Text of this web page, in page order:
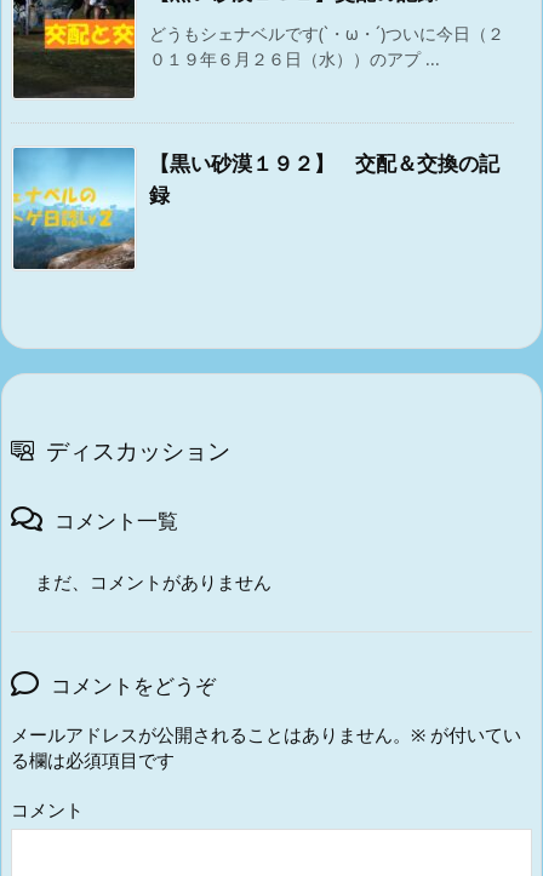
どうもシェナベルです(`・ω・´)ついに今日（２
０１９年６月２６日（水））のアプ ...
【黒い砂漠１９２】 交配＆交換の記
録
ディスカッション
コメント一覧
まだ、コメントがありません
コメントをどうぞ
メールアドレスが公開されることはありません。 ※ が付いてい
る欄は必須項目です
コメント